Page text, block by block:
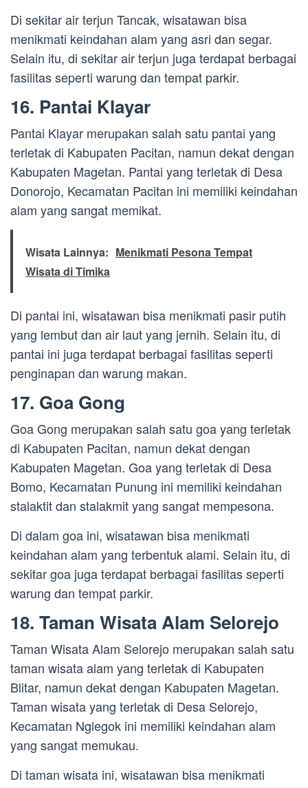
Di sekitar air terjun Tancak, wisatawan bisa
menikmati keindahan alam yang asri dan segar.
Selain itu, di sekitar air terjun juga terdapat berbagai
fasilitas seperti warung dan tempat parkir.
16. Pantai Klayar
Pantai Klayar merupakan salah satu pantai yang
terletak di Kabupaten Pacitan, namun dekat dengan
Kabupaten Magetan. Pantai yang terletak di Desa
Donorojo, Kecamatan Pacitan ini memiliki keindahan
alam yang sangat memikat.
Wisata Lainnya: Menikmati Pesona Tempat
Wisata di Timika
Di pantai ini, wisatawan bisa menikmati pasir putih
yang lembut dan air laut yang jernih. Selain itu, di
pantai ini juga terdapat berbagai fasilitas seperti
penginapan dan warung makan.
17. Goa Gong
Goa Gong merupakan salah satu goa yang terletak
di Kabupaten Pacitan, namun dekat dengan
Kabupaten Magetan. Goa yang terletak di Desa
Bomo, Kecamatan Punung ini memiliki keindahan
stalaktit dan stalakmit yang sangat mempesona.
Di dalam goa ini, wisatawan bisa menikmati
keindahan alam yang terbentuk alami. Selain itu, di
sekitar goa juga terdapat berbagai fasilitas seperti
warung dan tempat parkir.
18. Taman Wisata Alam Selorejo
Taman Wisata Alam Selorejo merupakan salah satu
taman wisata alam yang terletak di Kabupaten
Blitar, namun dekat dengan Kabupaten Magetan.
Taman wisata yang terletak di Desa Selorejo,
Kecamatan Nglegok ini memiliki keindahan alam
yang sangat memukau.
Di taman wisata ini, wisatawan bisa menikmati